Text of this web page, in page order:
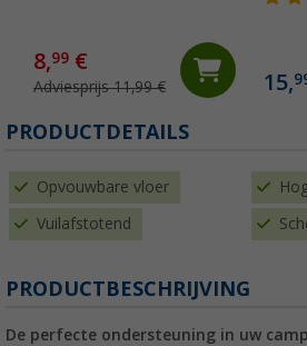
8,99 €
Adviesprijs 11,99 € 15,
PRODUCTDETAILS
Opvouwbare vloer
Vuilafstotend
PRODUCTBESCHRIJVING
De perfecte ondersteuning in uw